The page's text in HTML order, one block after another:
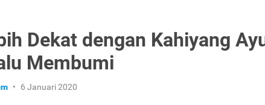
Dekat dengan Kahiyang
Membumi
6 Januari 2020